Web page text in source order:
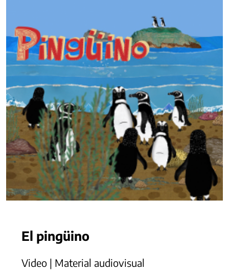
El pingüino
Video | Material audiovisual